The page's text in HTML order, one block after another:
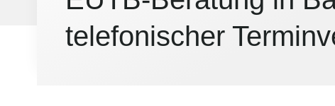
telefonischer